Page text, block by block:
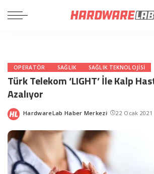
OPERATÖR SAĞLIK SAĞLIK TEKNOLOJISI
Türk Telekom ‘LIGHT’ İle Kalp
Azalıyor
Posted
HardwareLab Haber Merkezi 22 Ocak 2021